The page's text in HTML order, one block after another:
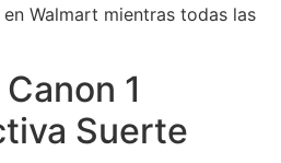
Walmart mientras todas las
1
Suerte